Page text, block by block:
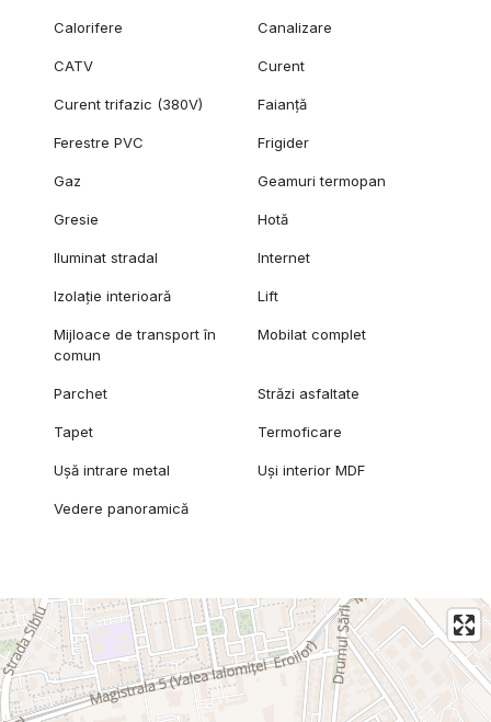
Calorifere Canalizare
CATV Curent
Curent trifazic (380V) Faianță
Ferestre PVC Frigider
Gaz Geamuri termopan
Gresie Hotă
Iluminat stradal Internet
Izolație interioară Lift
Mijloace de transport în
comun
Mobilat complet
Parchet Străzi asfaltate
Tapet Termoficare
Ușă intrare metal Uși interior MDF
Vedere panoramică